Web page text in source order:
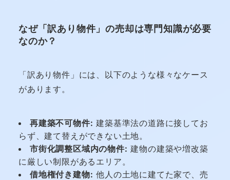
なぜ「訳あり物件」の売却は専門知識が必要
なのか？
「訳あり物件」には、以下のような様々なケース
があります。
再建築不可物件: 建築基準法の道路に接してお
らず、建て替えができない土地。
市街化調整区域内の物件: 建物の建築や増改築
に厳しい制限があるエリア。
借地権付き建物: 他人の土地に建てた家で、売